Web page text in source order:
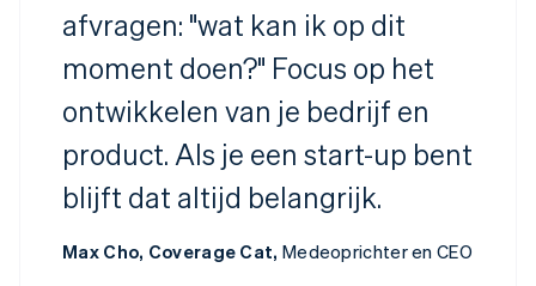
afvragen: "wat kan ik op dit
moment doen?" Focus op het
ontwikkelen van je bedrijf en
product. Als je een start-up bent
blijft dat altijd belangrijk.
Max Cho, Coverage Cat, Medeoprichter en CEO
Canada
EnglishFrançais
Cyprus
English
Denemarken
Duitsland
Estland
Finland